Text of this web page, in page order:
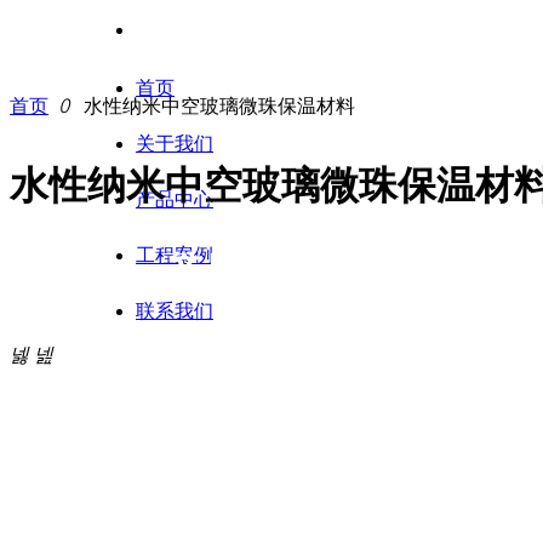
首页
关于我们
产品中心
工程案例
联系我们
首页 ꄲ 水性纳米中空玻璃微珠保温材料
水性纳米中空玻璃微珠保温材
产品中心 /
넳 넲